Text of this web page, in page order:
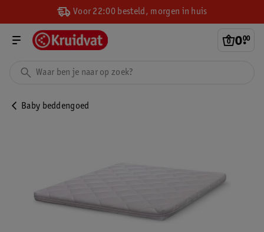
Voor 22:00 besteld, morgen in huis
0.
00
Baby beddengoed